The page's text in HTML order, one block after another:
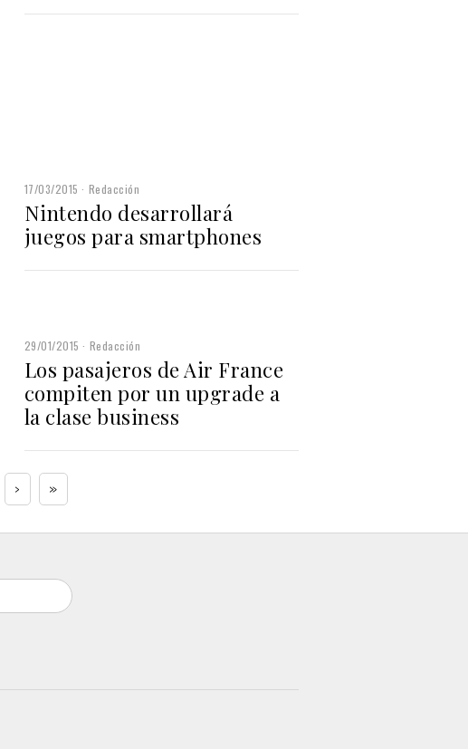
17/03/2015 Redacción
Nintendo desarrollará
juegos para smartphones
29/01/2015 Redacción
Los pasajeros de Air France
compiten por un upgrade a
la clase business
› »